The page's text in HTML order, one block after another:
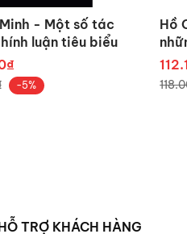
OMEGA VIỆT NAM
nhà Dream Center
24) 32 336 043
- Một số tác
luận tiêu biểu
-5%
Hồ
Đảo
TRỢ KHÁCH HÀNG